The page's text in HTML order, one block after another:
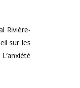
Rivière-
sur les